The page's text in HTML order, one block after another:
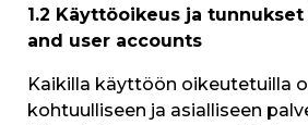
1.2 Käyttöoikeus ja
and user accounts
Kaikilla käyttöön oikeutetuilla
kohtuulliseen ja asialliseen